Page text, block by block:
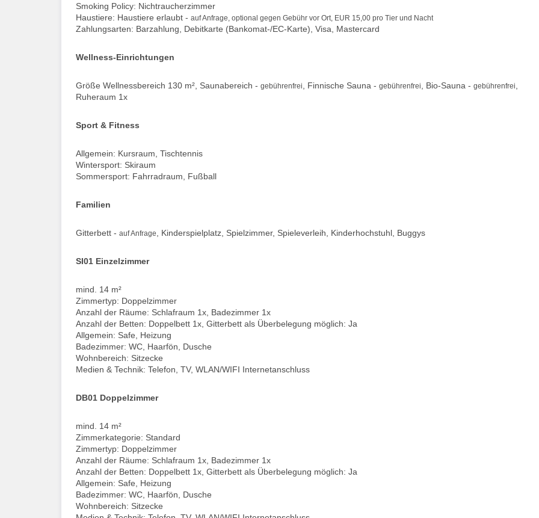
Smoking Policy: Nichtraucherzimmer
Haustiere: Haustiere erlaubt - auf Anfrage, optional gegen Gebühr vor Ort, EUR 15,00 pro Tier und Nacht
Zahlungsarten: Barzahlung, Debitkarte (Bankomat-/EC-Karte), Visa, Mastercard
Wellness-Einrichtungen
Größe Wellnessbereich 130 m², Saunabereich - gebührenfrei , Finnische Sauna - gebührenfrei , Bio-Sauna - gebührenfrei
Ruheraum 1x
Sport & Fitness
Allgemein: Kursraum, Tischtennis
Wintersport: Skiraum
Sommersport: Fahrradraum, Fußball
Familien
Gitterbett - auf Anfrage , Kinderspielplatz, Spielzimmer, Spieleverleih, Kinderhochstuhl, Buggys
SI01 Einzelzimmer
mind. 14 m²
Zimmertyp: Doppelzimmer
Anzahl der Räume: Schlafraum 1x, Badezimmer 1x
Anzahl der Betten: Doppelbett 1x, Gitterbett als Überbelegung möglich: Ja
Allgemein: Safe, Heizung
Badezimmer: WC, Haarfön, Dusche
Wohnbereich: Sitzecke
Medien & Technik: Telefon, TV, WLAN/WIFI Internetanschluss
DB01 Doppelzimmer
mind. 14 m²
Zimmerkategorie: Standard
Zimmertyp: Doppelzimmer
Anzahl der Räume: Schlafraum 1x, Badezimmer 1x
Anzahl der Betten: Doppelbett 1x, Gitterbett als Überbelegung möglich: Ja
Allgemein: Safe, Heizung
Badezimmer: WC, Haarfön, Dusche
Wohnbereich: Sitzecke